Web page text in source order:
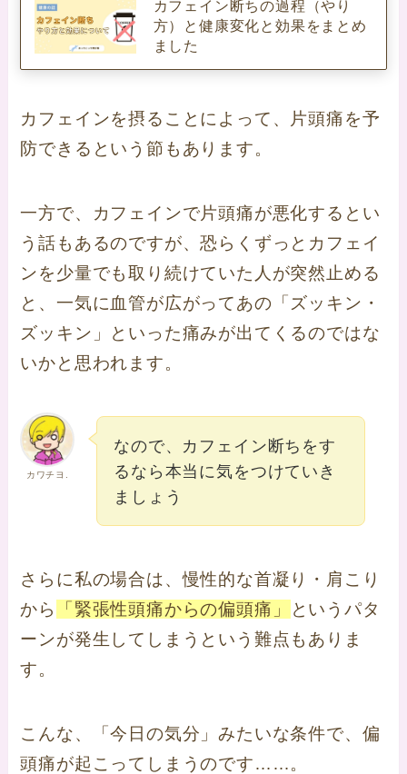
カフェイン断ちの過程（やり
方）と健康変化と効果をまとめ
ました
カフェインを摂ることによって、片頭痛を予
防できるという節もあります。
一方で、カフェインで片頭痛が悪化するとい
う話もあるのですが、恐らくずっとカフェイ
ンを少量でも取り続けていた人が突然止める
と、一気に血管が広がってあの「ズッキン・
ズッキン」といった痛みが出てくるのではな
いかと思われます。
カワチヨ.
なので、カフェイン断ちをす
るなら本当に気をつけていき
ましょう
さらに私の場合は、慢性的な首凝り・肩こり
から
「緊張性頭痛からの偏頭痛」
というパタ
ーンが発生してしまうという難点もありま
す。
こんな、「今日の気分」みたいな条件で、偏
頭痛が起こってしまうのです……。